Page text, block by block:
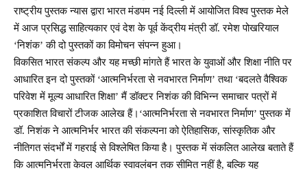
राष्ट्रीय पुस्तक न्यास द्वारा भारत मंडपम नई दिल्ली में आयोजित विश्व पुस्तक मेले
में आज प्रसिद्ध साहित्यकार एवं देश के पूर्व केंद्रीय मंत्री डॉ. रमेश पोखरियाल
‘निशंक’ की दो पुस्तकों का विमोचन संपन्न हुआ।
विकसित भारत संकल्प और यह मच्छी मांगते हैं भारत के युवाओं और शिक्षा नीति पर
आधारित इन दो पुस्तकों ‘आत्मनिर्भरता से नवभारत निर्माण’ तथा ‘बदलते वैश्विक
परिवेश में मूल्य आधारित शिक्षा’ मैं डॉक्टर निशंक की विभिन्न समाचार पत्रों में
प्रकाशित विचारों टीजक आलेख हैं।‘आत्मनिर्भरता से नवभारत निर्माण’ पुस्तक में
डॉ. निशंक ने आत्मनिर्भर भारत की संकल्पना को ऐतिहासिक, सांस्कृतिक और
नीतिगत संदर्भों में गहराई से विश्लेषित किया है। पुस्तक में संकलित आलेख बताते हैं
कि आत्मनिर्भरता केवल आर्थिक स्वावलंबन तक सीमित नहीं है, बल्कि यह